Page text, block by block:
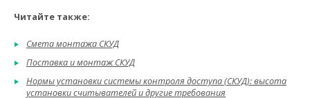
Читайте также:
Смета монтажа СКУД
Поставка и монтаж СКУД
Нормы установки системы контроля доступа (СКУД): высота
установки считывателей и другие требования